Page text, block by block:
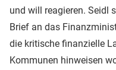
und will reagieren. Seidl
Brief an das
die kritische finanzielle
Kommunen hinweisen